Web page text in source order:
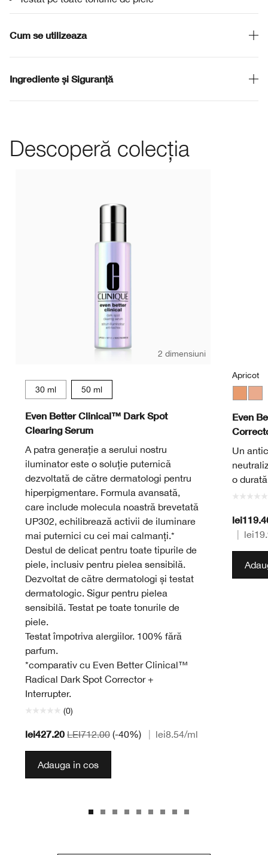
Cum se utilizeaza
Ingrediente și Siguranță
Descoperă colecția
2 dimensiuni
30 ml 50 ml
Even Better Clinical™ Dark Spot
Clearing Serum
A patra generație a serului nostru
iluminator este o soluție puternică
dezvoltată de către dermatologi pentru
hiperpigmentare. Formula avansată,
care include molecula noastră brevetată
UP302, echilibrează activii de iluminare
mai puternici cu cei mai calmanți.*
Destul de delicat pentru toate tipurile de
piele, inclusiv pentru pielea sensibilă.
Dezvoltat de către dermatologi și testat
dermatologic. Sigur pentru pielea
sensibilă. Testat pe toate tonurile de
piele.
Testat împotriva alergiilor. 100% fără
parfum.
*comparativ cu Even Better Clinical™
Radical Dark Spot Corrector +
Interrupter.
(0)
lei427.20 LEI712.00 (-40%) lei8.54/ml
Adauga in cos
Apricot
Even
Un
o